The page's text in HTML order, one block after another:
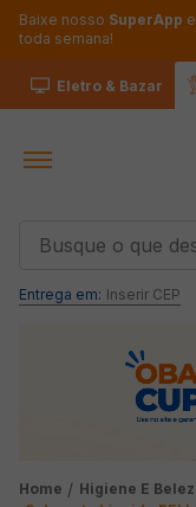
Baixe nosso SuperApp
toda semana!
Eletro & Bazar
Entrega em: Inserir CEP
Higiene E